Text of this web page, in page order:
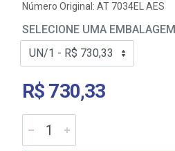
Número Original: AT 7034EL AES
SELECIONE UMA EMBALAGEM
R$ 730,33